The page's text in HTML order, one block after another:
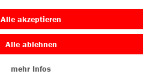
Alle akzeptieren
Alle ablehnen
mehr Infos